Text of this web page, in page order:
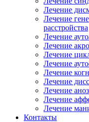
Лечение
Лечение
расстройства
Лечение
Лечение
Лечение
Лечение
Лечение
Лечение
Лечение
Лечение
Лечение
Контакты